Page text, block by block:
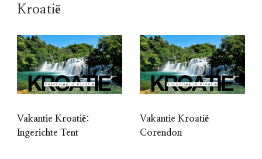
Kroatië
Vakantie Kroatië:
Ingerichte Tent
Vakantie Kroatië
Corendon